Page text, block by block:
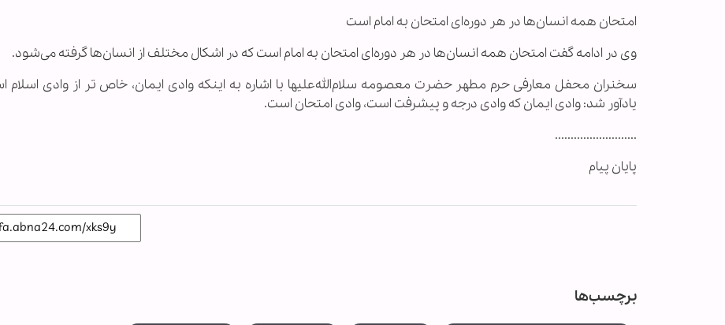
امتحان همه انسان‌ها در هر دوره‌ای امتحان به امام است
وی در ادامه گفت امتحان همه انسان‌ها در هر دوره‌ای امتحان به امام است که در اشکال مختلف از انسان‌ها گرفته می‌شود.
سخنران محفل معارفی حرم مطهر حضرت معصومه سلام‌الله‌علیها با اشاره به اینکه وادی ایمان، خاص تر از وادی اسلام
یادآور شد: وادی ایمان که وادی درجه و پیشرفت است، وادی امتحان است.
..........................
پایان پیام
برچسب‌ها